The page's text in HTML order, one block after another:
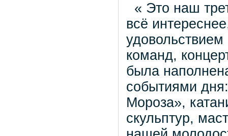
« Это наш
всё
команд,
была
событиями
Мороза»,
скульптур,